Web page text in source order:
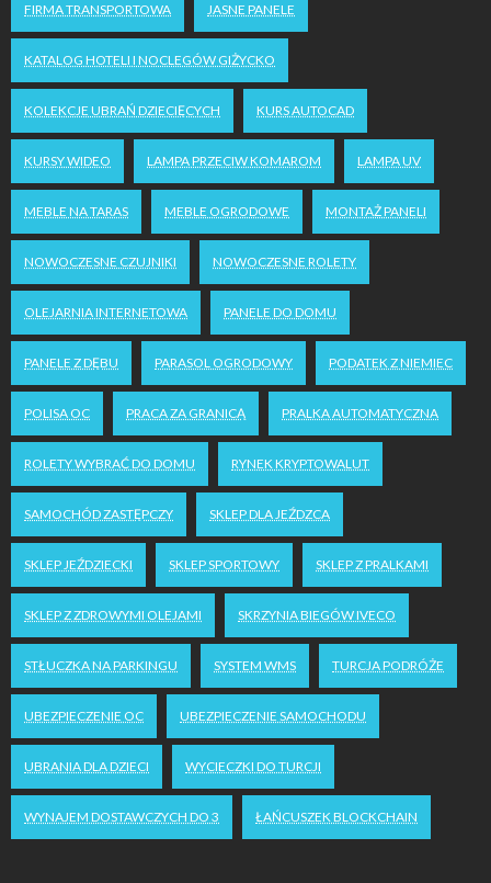
FIRMA TRANSPORTOWA JASNE PANELE
KATALOG HOTELI I NOCLEGÓW GIŻYCKO
KOLEKCJE UBRAŃ DZIECIĘCYCH KURS AUTOCAD
KURSY WIDEO LAMPA PRZECIW KOMAROM LAMPA UV
MEBLE NA TARAS MEBLE OGRODOWE MONTAŻ PANELI
NOWOCZESNE CZUJNIKI NOWOCZESNE ROLETY
OLEJARNIA INTERNETOWA PANELE DO DOMU
PANELE Z DĘBU PARASOL OGRODOWY PODATEK Z NIEMIEC
POLISA OC PRACA ZA GRANICĄ PRALKA AUTOMATYCZNA
ROLETY WYBRAĆ DO DOMU RYNEK KRYPTOWALUT
SAMOCHÓD ZASTĘPCZY SKLEP DLA JEŹDZCA
SKLEP JEŹDZIECKI SKLEP SPORTOWY SKLEP Z PRALKAMI
SKLEP Z ZDROWYMI OLEJAMI SKRZYNIA BIEGÓW IVECO
STŁUCZKA NA PARKINGU SYSTEM WMS TURCJA PODRÓŻE
UBEZPIECZENIE OC UBEZPIECZENIE SAMOCHODU
UBRANIA DLA DZIECI WYCIECZKI DO TURCJI
WYNAJEM DOSTAWCZYCH DO 3 ŁAŃCUSZEK BLOCKCHAIN